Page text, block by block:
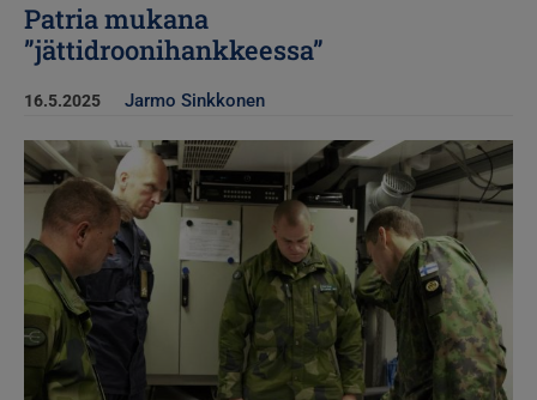
Patria mukana
”jättidroonihankkeessa”
16.5.2025 Jarmo Sinkkonen
Kuva